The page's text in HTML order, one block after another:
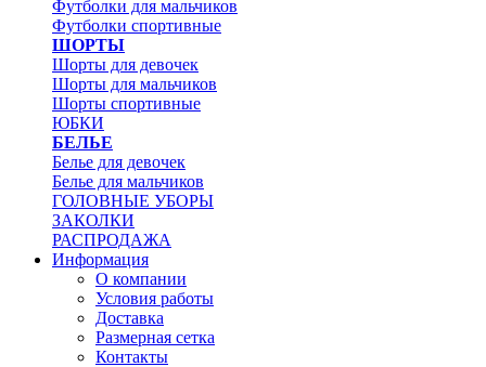
Футболки для мальчиков
Футболки спортивные
ШОРТЫ
Шорты для девочек
Шорты для мальчиков
Шорты спортивные
ЮБКИ
БЕЛЬЕ
Белье для девочек
Белье для мальчиков
ГОЛОВНЫЕ УБОРЫ
ЗАКОЛКИ
РАСПРОДАЖА
Информация
О компании
Условия работы
Доставка
Размерная сетка
Контакты